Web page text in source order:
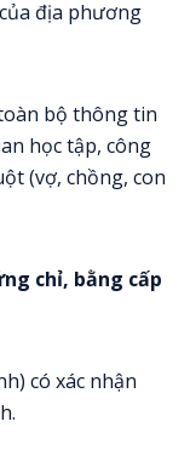
địa phương
bộ thông tin
học tập, công
(vợ, chồng, con
chỉ, bằng cấp
có xác nhận